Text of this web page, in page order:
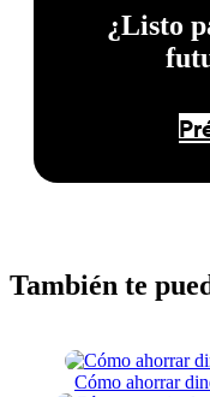
¿Listo
También te
Cómo ahorrar